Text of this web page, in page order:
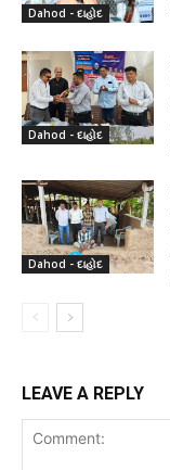
Dahod - દાહોદ
Dahod - દાહોદ
Dahod - દાહોદ
LEAVE A REPLY